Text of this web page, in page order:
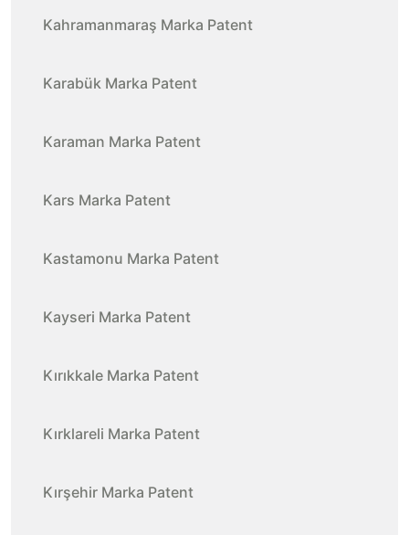
Kahramanmaraş Marka Patent
Karabük Marka Patent
Karaman Marka Patent
Kars Marka Patent
Kastamonu Marka Patent
Kayseri Marka Patent
Kırıkkale Marka Patent
Kırklareli Marka Patent
Kırşehir Marka Patent